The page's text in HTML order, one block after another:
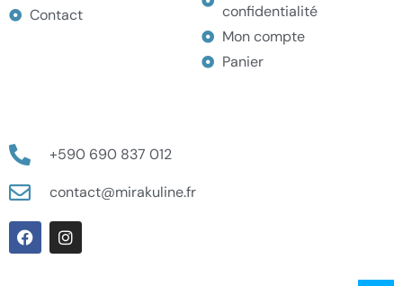
Contact
confidentialité
Mon compte
Panier
+590 690 837 012
contact@mirakuline.fr